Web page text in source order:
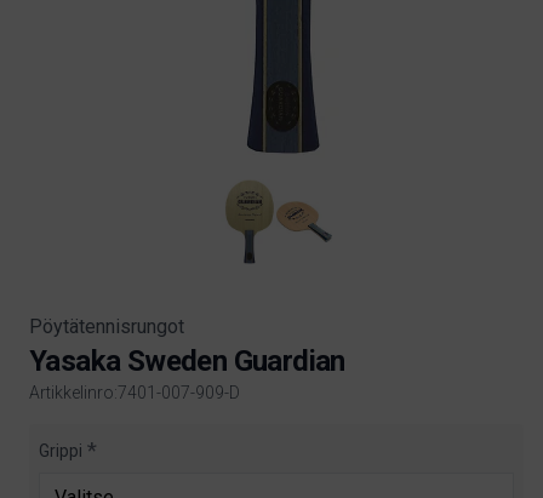
Pöytätennisrungot
Yasaka Sweden Guardian
Artikkelinro:7401-007-909-D
Product information
Grippi